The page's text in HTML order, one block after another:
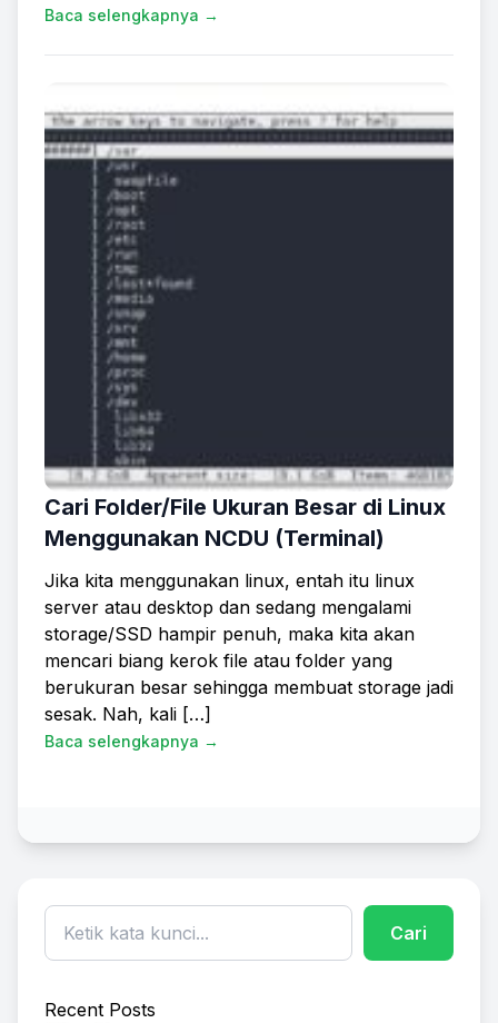
Baca selengkapnya →
Cari Folder/File Ukuran Besar di Linux
Menggunakan NCDU (Terminal)
Jika kita menggunakan linux, entah itu linux
server atau desktop dan sedang mengalami
storage/SSD hampir penuh, maka kita akan
mencari biang kerok file atau folder yang
berukuran besar sehingga membuat storage jadi
sesak. Nah, kali […]
Baca selengkapnya →
Cari
Recent Posts